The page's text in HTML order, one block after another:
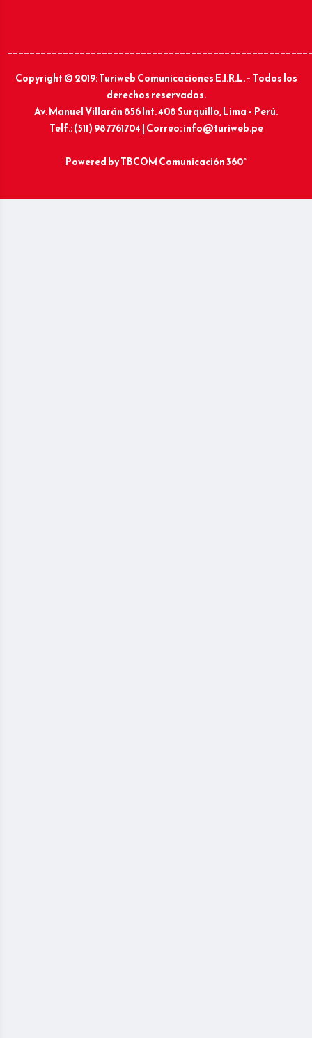
Copyright © 2019: Turiweb Comunicaciones E.I.R.L. – Todos los
derechos reservados.
Av. Manuel Villarán 856 Int. 408 Surquillo, Lima – Perú.
Telf.: (511) 987761704 | Correo: info@turiweb.pe
Powered byTBCOM Comunicación 360°